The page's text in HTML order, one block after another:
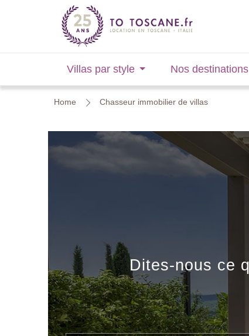
Villas par style Nos destinations
Home Chasseur immobilier de villas
Dites-nous ce